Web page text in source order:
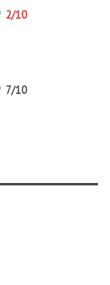
2/10
7/10